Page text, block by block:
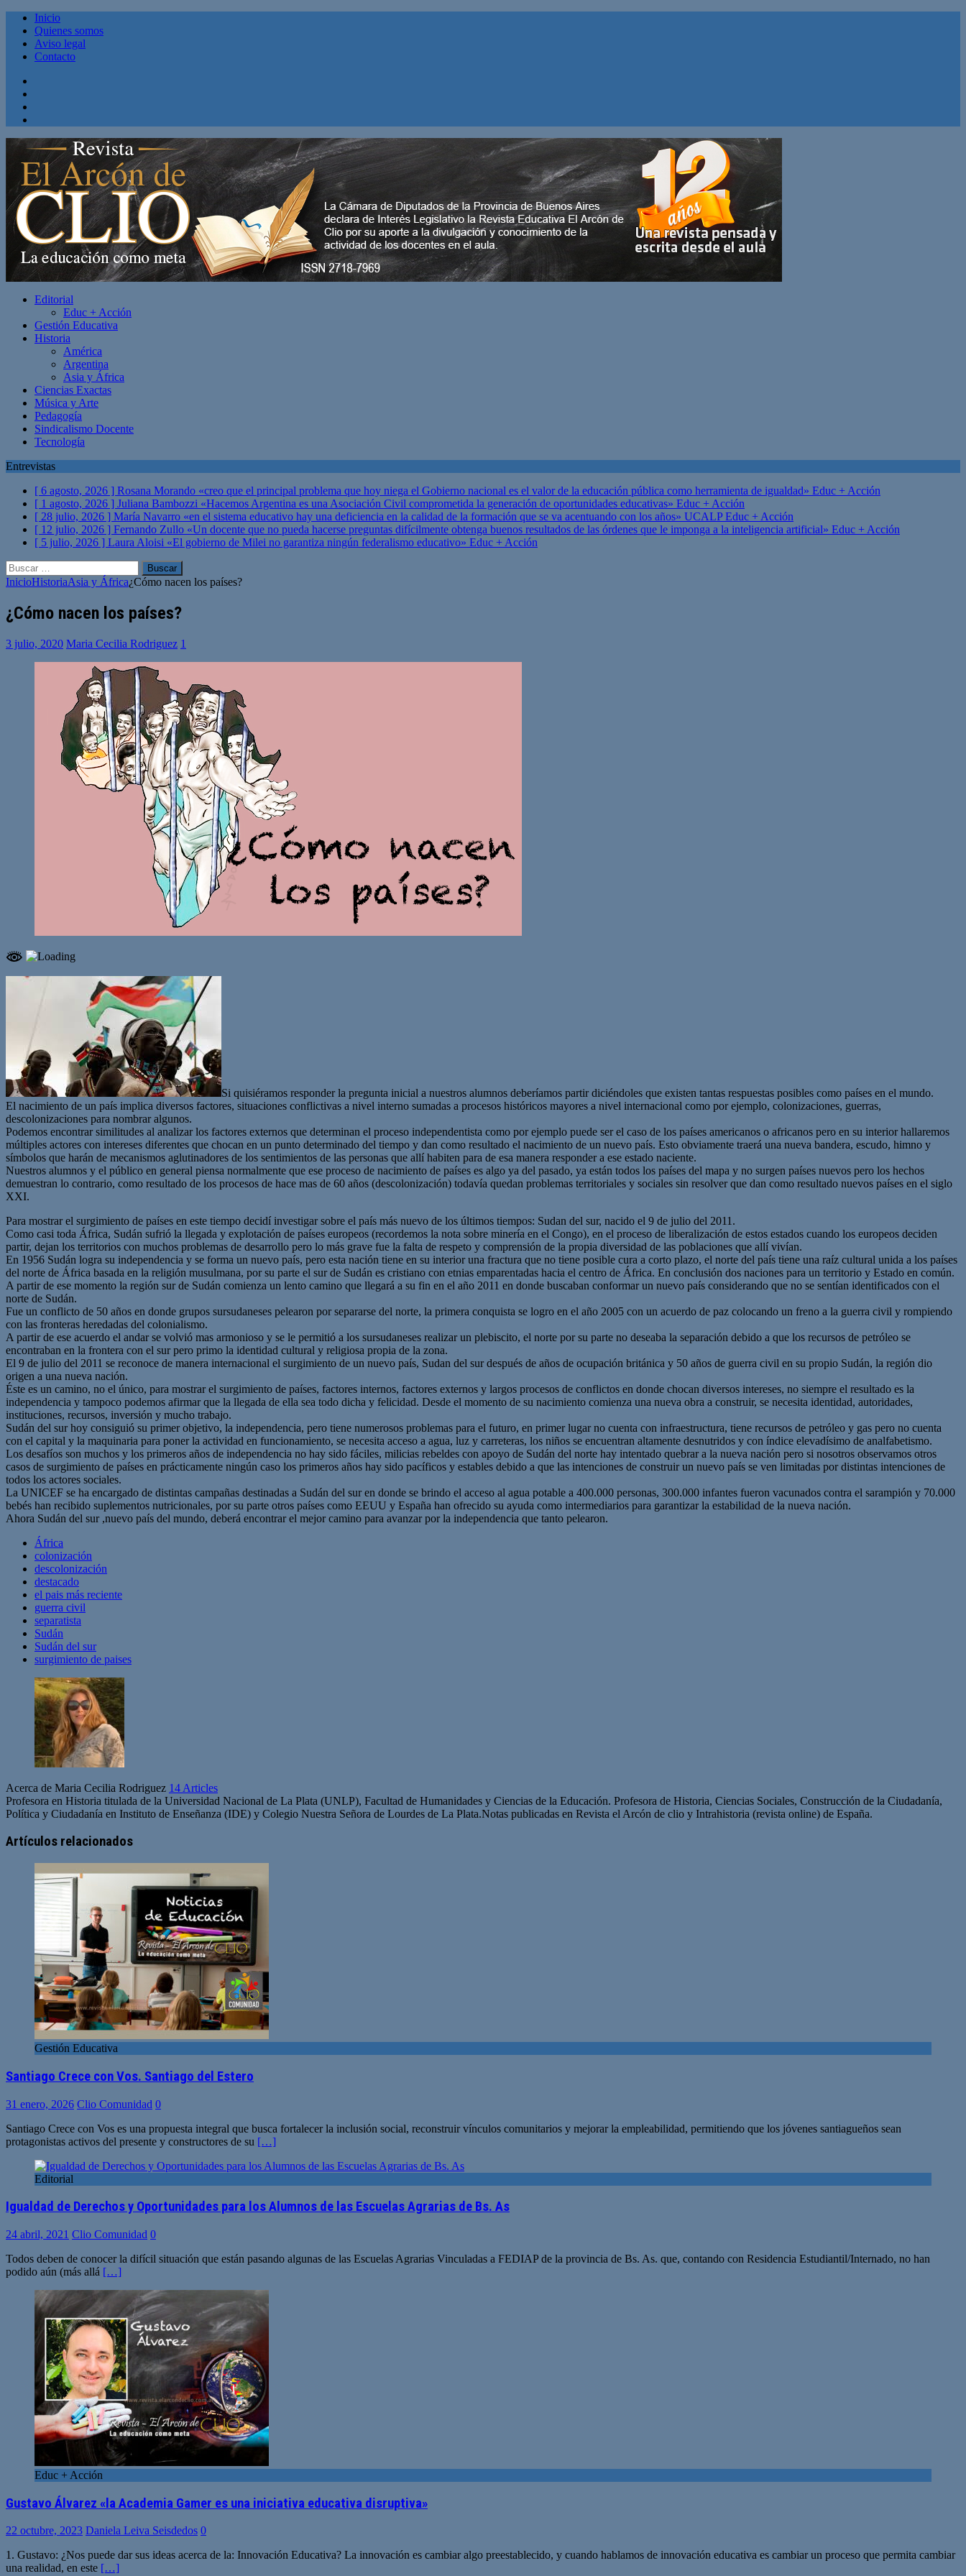
Inicio
Quienes somos
Aviso legal
Contacto
Editorial
Educ + Acción
Gestión Educativa
Historia
América
Argentina
Asia y África
Ciencias Exactas
Música y Arte
Pedagogía
Sindicalismo Docente
Tecnología
Entrevistas
[ 6 agosto, 2026 ] Rosana Morando «creo que el principal problema que hoy niega el Gobierno nacional es el valor de la educación pública como herramienta de igualdad» Educ + Acción
[ 1 agosto, 2026 ] Juliana Bambozzi «Hacemos Argentina es una Asociación Civil comprometida la generación de oportunidades educativas» Educ + Acción
[ 28 julio, 2026 ] María Navarro «en el sistema educativo hay una deficiencia en la calidad de la formación que se va acentuando con los años» UCALPEduc + Acción
[ 12 julio, 2026 ] Fernando Zullo «Un docente que no pueda hacerse preguntas difícilmente obtenga buenos resultados de las órdenes que le imponga a la inteligencia artificial» Educ + Acción
[ 5 julio, 2026 ] Laura Aloisi «El gobierno de Milei no garantiza ningún federalismo educativo» Educ + Acción
Buscar:
InicioHistoriaAsia y África¿Cómo nacen los países?
¿Cómo nacen los países?
3 julio, 2020 Maria Cecilia Rodriguez 1
Si quisiéramos responder la pregunta inicial a nuestros alumnos deberíamos partir diciéndoles que existen tantas respuestas posibles como países en el mundo.
El nacimiento de un país implica diversos factores, situaciones conflictivas a nivel interno sumadas a procesos históricos mayores a nivel internacional como por ejemplo, colonizaciones, guerras,
descolonizaciones para nombrar algunos.
Podemos encontrar similitudes al analizar los factores externos que determinan el proceso independentista como por ejemplo puede ser el caso de los países americanos o africanos pero en su interior hallaremos
múltiples actores con intereses diferentes que chocan en un punto determinado del tiempo y dan como resultado el nacimiento de un nuevo país. Esto obviamente traerá una nueva bandera, escudo, himno y
símbolos que harán de mecanismos aglutinadores de los sentimientos de las personas que allí habiten para de esa manera responder a ese estado naciente.
Nuestros alumnos y el público en general piensa normalmente que ese proceso de nacimiento de países es algo ya del pasado, ya están todos los países del mapa y no surgen países nuevos pero los hechos
demuestran lo contrario, como resultado de los procesos de hace mas de 60 años (descolonización) todavía quedan problemas territoriales y sociales sin resolver que dan como resultado nuevos países en el siglo
XXI.
Para mostrar el surgimiento de países en este tiempo decidí investigar sobre el país más nuevo de los últimos tiempos: Sudan del sur, nacido el 9 de julio del 2011.
Como casi toda África, Sudán sufrió la llegada y explotación de países europeos (recordemos la nota sobre minería en el Congo), en el proceso de liberalización de estos estados cuando los europeos deciden
partir, dejan los territorios con muchos problemas de desarrollo pero lo más grave fue la falta de respeto y comprensión de la propia diversidad de las poblaciones que allí vivían.
En 1956 Sudán logra su independencia y se forma un nuevo país, pero esta nación tiene en su interior una fractura que no tiene posible cura a corto plazo, el norte del país tiene una raíz cultural unida a los países
del norte de África basada en la religión musulmana, por su parte el sur de Sudán es cristiano con etnias emparentadas hacia el centro de África. En conclusión dos naciones para un territorio y Estado en común.
A partir de ese momento la región sur de Sudán comienza un lento camino que llegará a su fin en el año 2011 en donde buscaban conformar un nuevo país considerando que no se sentían identificados con el
norte de Sudán.
Fue un conflicto de 50 años en donde grupos sursudaneses pelearon por separarse del norte, la primera conquista se logro en el año 2005 con un acuerdo de paz colocando un freno a la guerra civil y rompiendo
con las fronteras heredadas del colonialismo.
A partir de ese acuerdo el andar se volvió mas armonioso y se le permitió a los sursudaneses realizar un plebiscito, el norte por su parte no deseaba la separación debido a que los recursos de petróleo se
encontraban en la frontera con el sur pero primo la identidad cultural y religiosa propia de la zona.
El 9 de julio del 2011 se reconoce de manera internacional el surgimiento de un nuevo país, Sudan del sur después de años de ocupación británica y 50 años de guerra civil en su propio Sudán, la región dio
origen a una nueva nación.
Éste es un camino, no el único, para mostrar el surgimiento de países, factores internos, factores externos y largos procesos de conflictos en donde chocan diversos intereses, no siempre el resultado es la
independencia y tampoco podemos afirmar que la llegada de ella sea todo dicha y felicidad. Desde el momento de su nacimiento comienza una nueva obra a construir, se necesita identidad, autoridades,
instituciones, recursos, inversión y mucho trabajo.
Sudán del sur hoy consiguió su primer objetivo, la independencia, pero tiene numerosos problemas para el futuro, en primer lugar no cuenta con infraestructura, tiene recursos de petróleo y gas pero no cuenta
con el capital y la maquinaria para poner la actividad en funcionamiento, se necesita acceso a agua, luz y carreteras, los niños se encuentran altamente desnutridos y con índice elevadísimo de analfabetismo.
Los desafíos son muchos y los primeros años de independencia no hay sido fáciles, milicias rebeldes con apoyo de Sudán del norte hay intentado quebrar a la nueva nación pero si nosotros observamos otros
casos de surgimiento de países en prácticamente ningún caso los primeros años hay sido pacíficos y estables debido a que las intenciones de construir un nuevo país se ven limitadas por distintas intenciones de
todos los actores sociales.
La UNICEF se ha encargado de distintas campañas destinadas a Sudán del sur en donde se brindo el acceso al agua potable a 400.000 personas, 300.000 infantes fueron vacunados contra el sarampión y 70.000
bebés han recibido suplementos nutricionales, por su parte otros países como EEUU y España han ofrecido su ayuda como intermediarios para garantizar la estabilidad de la nueva nación.
Ahora Sudán del sur ,nuevo país del mundo, deberá encontrar el mejor camino para avanzar por la independencia que tanto pelearon.
África
colonización
descolonización
destacado
el pais más reciente
guerra civil
separatista
Sudán
Sudán del sur
surgimiento de paises
Acerca de Maria Cecilia Rodriguez 14 Articles
Profesora en Historia titulada de la Universidad Nacional de La Plata (UNLP), Facultad de Humanidades y Ciencias de la Educación. Profesora de Historia, Ciencias Sociales, Construcción de la Ciudadanía,
Política y Ciudadanía en Instituto de Enseñanza (IDE) y Colegio Nuestra Señora de Lourdes de La Plata.Notas publicadas en Revista el Arcón de clio y Intrahistoria (revista online) de España.
Artículos relacionados
Gestión Educativa
Santiago Crece con Vos. Santiago del Estero
31 enero, 2026 Clio Comunidad 0
Santiago Crece con Vos es una propuesta integral que busca fortalecer la inclusión social, reconstruir vínculos comunitarios y mejorar la empleabilidad, permitiendo que los jóvenes santiagueños sean
protagonistas activos del presente y constructores de su […]
Editorial
Igualdad de Derechos y Oportunidades para los Alumnos de las Escuelas Agrarias de Bs. As
24 abril, 2021 Clio Comunidad 0
Todos deben de conocer la difícil situación que están pasando algunas de las Escuelas Agrarias Vinculadas a FEDIAP de la provincia de Bs. As. que, contando con Residencia Estudiantil/Internado, no han
podido aún (más allá […]
Educ + Acción
Gustavo Álvarez «la Academia Gamer es una iniciativa educativa disruptiva»
22 octubre, 2023 Daniela Leiva Seisdedos 0
1. Gustavo: ¿Nos puede dar sus ideas acerca de la: Innovación Educativa? La innovación es cambiar algo preestablecido, y cuando hablamos de innovación educativa es cambiar un proceso que permita cambiar
una realidad, en este […]